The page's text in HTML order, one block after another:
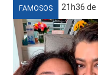
FAMOSOS 21h36